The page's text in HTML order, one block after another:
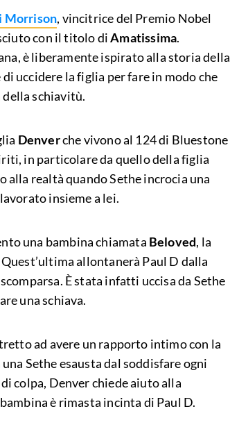
Morrison, vincitrice del Premio Nobel
con il titolo diAmatissima.
è liberamente ispirato alla storia della
di uccidere la figlia per fare in modo che
della schiavitù.
Denverche vivono al 124 di Bluestone
in particolare da quello della figlia
alla realtà quando Sethe incrocia una
insieme a lei.
una bambina chiamata Beloved, la
allontanerà Paul D dalla
È stata infatti uccisa da Sethe
una schiava.
ad avere un rapporto intimo con la
Sethe esausta dal soddisfare ogni
colpa, Denver chiede aiuto alla
è rimasta incinta di Paul D.